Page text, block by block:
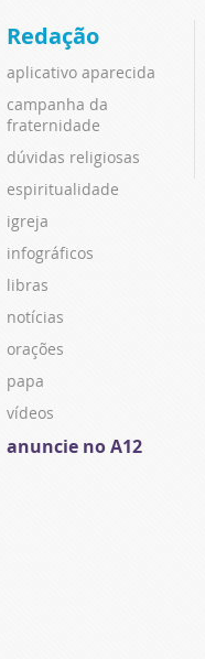
Redação
aplicativo aparecida
campanha da
fraternidade
dúvidas religiosas
espiritualidade
igreja
infográficos
libras
notícias
orações
papa
vídeos
anuncie no A12